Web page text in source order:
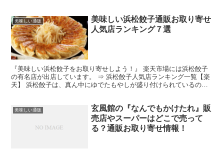
美味しい通販
美味しい浜松餃子通販お取り寄せ
人気店ランキング７選
『美味しい浜松餃子をお取り寄せしよう！』 楽天市場には浜松餃子
の有名店が出店しています。 ⇒ 浜松餃子人気店ランキング一覧【楽
天】 浜松餃子は、真ん中にゆでたもやしが盛り付けられているのが
美味しい通販
玄風館の『なんでもかけたれ』販
売店やスーパーはどこで売って
る？通販お取り寄せ情報！